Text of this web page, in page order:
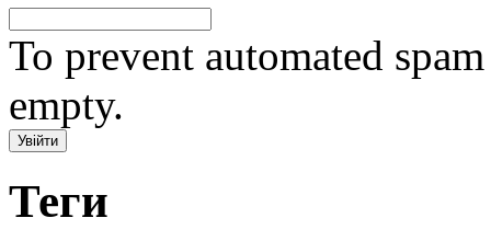
To prevent automated
empty.
Теги